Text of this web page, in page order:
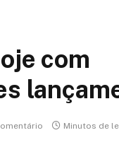
com
Minutos de